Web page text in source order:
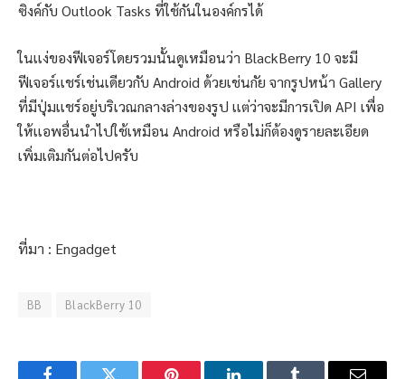
ซิงค์กับ Outlook Tasks ที่ใช้กันในองค์กรได้
ในเเง่ของฟีเจอร์โดยรวมนั้นดูเหมือนว่า BlackBerry 10 จะมี
ฟีเจอร์เเชร์เช่นเดียวกับ Android ด้วยเช่นกัย จากรูปหน้า Gallery
ที่มีปุ่มเเชร์อยู่บริเวณกลางล่างของรูป เเต่ว่าจะมีการเปิด API เพื่อ
ให้เเอพอื่นนำไปใช้เหมือน Android หรือไม่ก็ต้องดูรายละเอียด
เพิ่มเติมกันต่อไปครับ
ที่มา : Engadget
BB BlackBerry 10